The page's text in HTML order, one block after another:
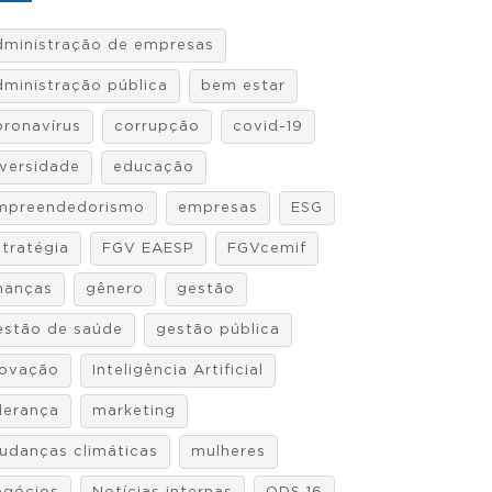
de empresas
pública bem estar
corrupção covid-19
educação
empresas ESG
FGV EAESP FGVcemif
gênero gestão
de saúde gestão pública
Inteligência Artificial
marketing
climáticas mulheres